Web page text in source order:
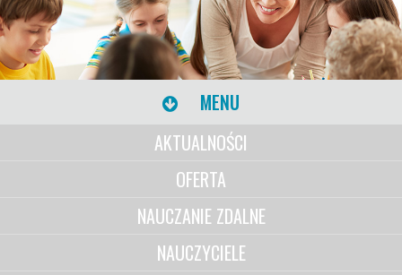
MENU
AKTUALNOŚCI
OFERTA
NAUCZANIE ZDALNE
NAUCZYCIELE